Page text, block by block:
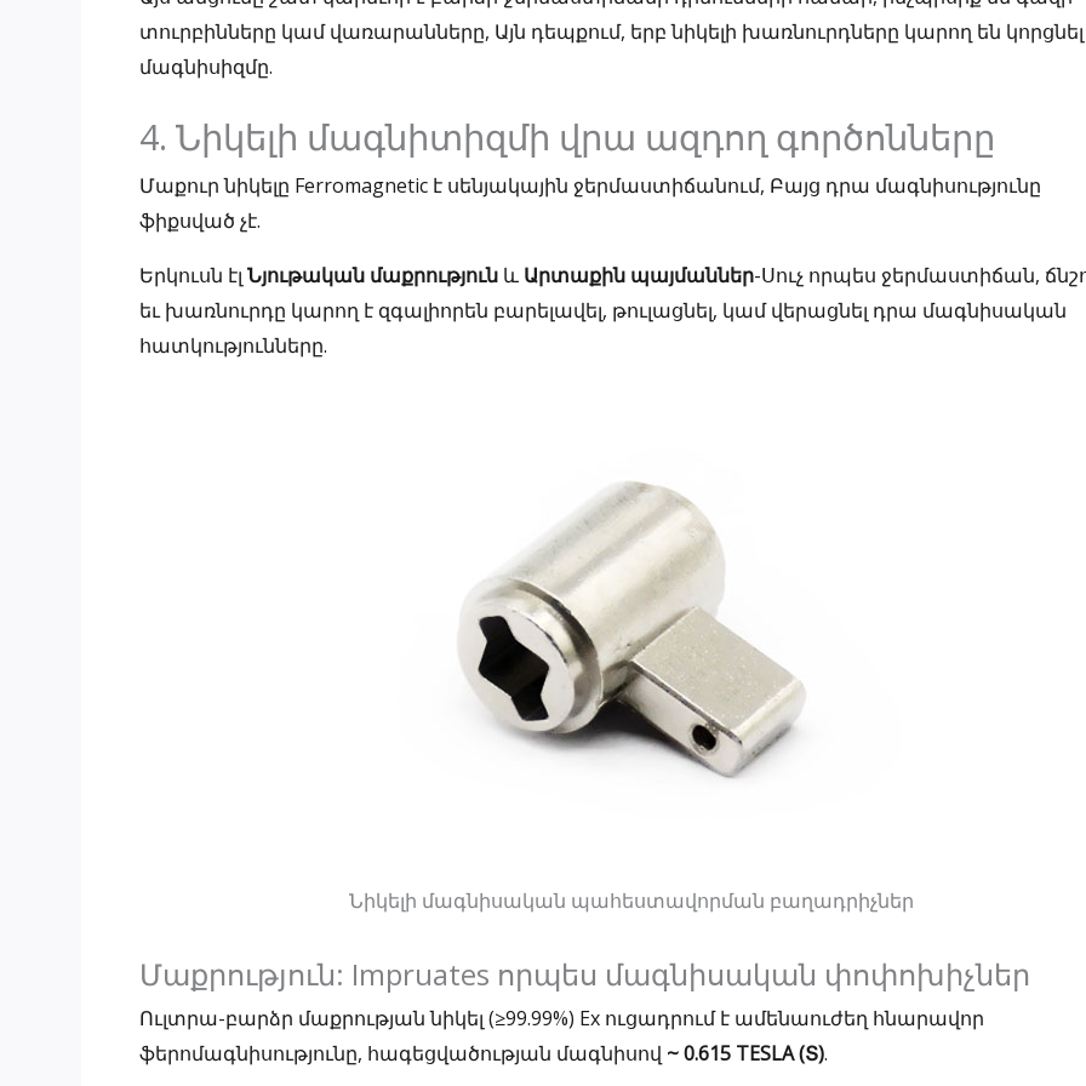
տուրբինները կամ վառարանները, Այն դեպքում, երբ նիկելի խառնուրդները կարող են կորցնել
մագնիսիզմը.
4. Նիկելի մագնիտիզմի վրա ազդող գործոնները
Մաքուր նիկելը Ferromagnetic է սենյակային ջերմաստիճանում, Բայց դրա մագնիսությունը
ֆիքսված չէ.
Երկուսն էլ Նյութական մաքրություն և Արտաքին պայմաններ-Սուչ որպես ջերմաստիճան,
եւ խառնուրդը կարող է զգալիորեն բարելավել, թուլացնել, կամ վերացնել դրա մագնիսական
հատկությունները.
Նիկելի մագնիսական պահեստավորման բաղադրիչներ
Մաքրություն: Impruates որպես մագնիսական փոփոխիչներ
Ուլտրա-բարձր մաքրության նիկել (≥99.99%) Ex ուցադրում է ամենաուժեղ հնարավոր
ֆերոմագնիսությունը, հագեցվածության մագնիսով ~ 0.615 TESLA (Տ).